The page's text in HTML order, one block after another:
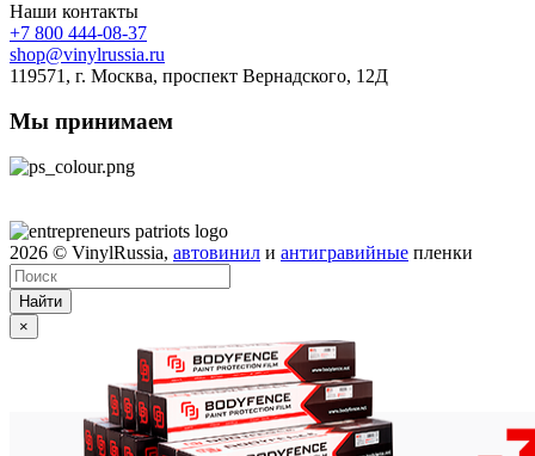
Наши контакты
+7 800 444-08-37
shop@vinylrussia.ru
119571, г. Москва, проспект Вернадского, 12Д
Мы принимаем
2026 © VinylRussia, автовинил и антигравийные пленки
Найти
×